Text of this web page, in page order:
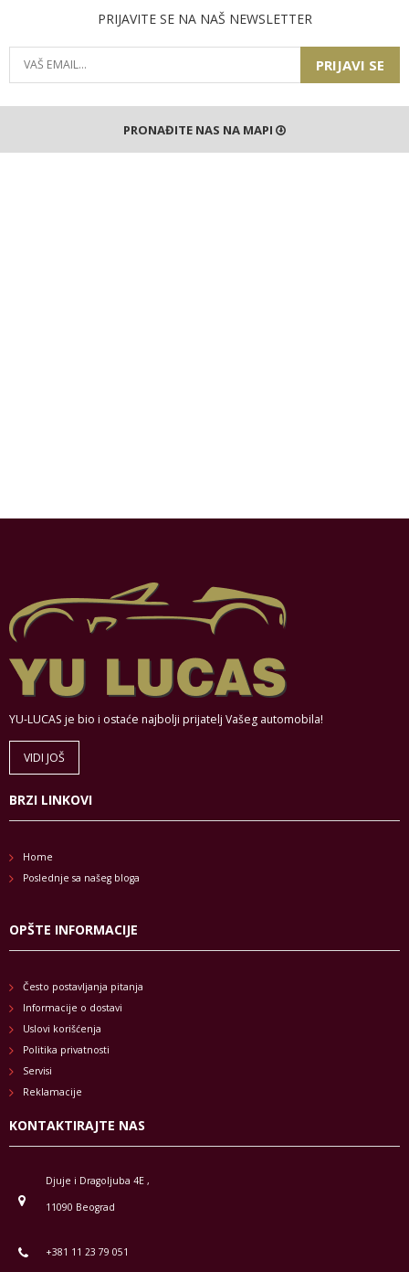
PRIJAVITE SE NA NAŠ NEWSLETTER
PRIJAVI SE
PRONAĐITE NAS NA MAPI
YU-LUCAS je bio i ostaće najbolji prijatelj Vašeg automobila!
VIDI JOŠ
BRZI LINKOVI
Home
Poslednje sa našeg bloga
OPŠTE INFORMACIJE
Često postavljanja pitanja
Informacije o dostavi
Uslovi korišćenja
Politika privatnosti
Servisi
Reklamacije
KONTAKTIRAJTE NAS
Djuje i Dragoljuba 4E ,
11090 Beograd
+381 11 23 79 051